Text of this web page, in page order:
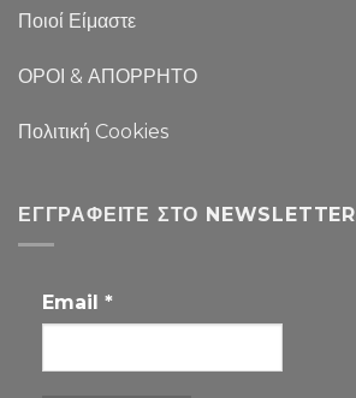
Ποιοί Είμαστε
ΟΡΟΙ & ΑΠΟΡΡΗΤΟ
Πολιτική Cookies
ΕΓΓΡΑΦΕΊΤΕ ΣΤΟ NEWSLETTER
Email *